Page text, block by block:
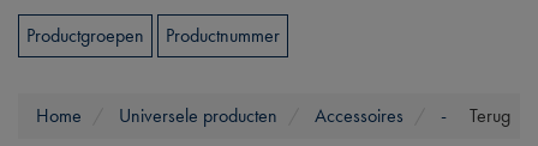
Productgroepen Productnummer
Terug
Home Universele producten Accessoires -